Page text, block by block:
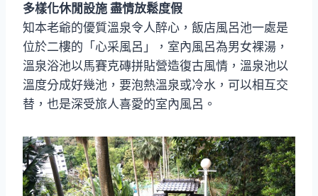
多樣化休閒設施 盡情放鬆度假
知本老爺的優質溫泉令人醉心，飯店風呂池一處是
位於二樓的「心采風呂」，室內風呂為男女裸湯，
溫泉浴池以馬賽克磚拼貼營造復古風情，溫泉池以
溫度分成好幾池，要泡熱溫泉或冷水，可以相互交
替，也是深受旅人喜愛的室內風呂。